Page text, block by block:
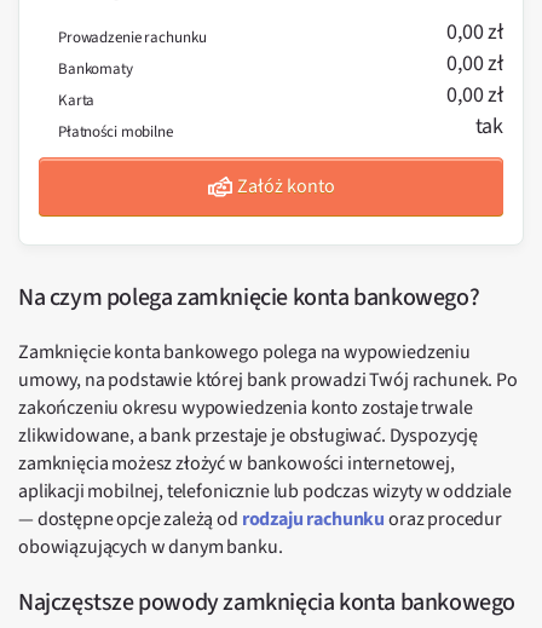
Prowadzenie rachunku 0,00 zł
Bankomaty 0,00 zł
Karta 0,00 zł
Płatności mobilne tak
Załóż konto
Na czym polega zamknięcie konta bankowego?
Zamknięcie konta bankowego polega na wypowiedzeniu
umowy, na podstawie której bank prowadzi Twój rachunek. Po
zakończeniu okresu wypowiedzenia konto zostaje trwale
zlikwidowane, a bank przestaje je obsługiwać. Dyspozycję
zamknięcia możesz złożyć w bankowości internetowej,
aplikacji mobilnej, telefonicznie lub podczas wizyty w oddziale
— dostępne opcje zależą od rodzaju rachunkuoraz procedur
obowiązujących w danym banku.
Najczęstsze powody zamknięcia konta bankowego